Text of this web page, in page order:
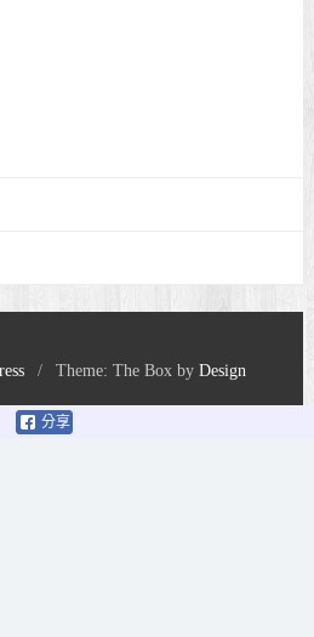
分享
/ Theme: The Box byDesign